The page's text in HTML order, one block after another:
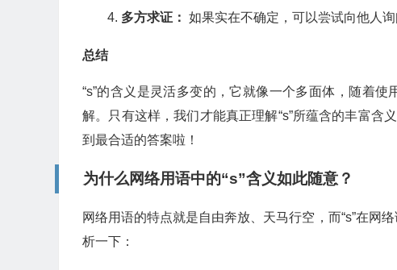
多方求证： 如果实在不确定，可以尝试向他人
总结
“s”的含义是灵活多变的，它就像一个多面体，随着
解。只有这样，我们才能真正理解“s”所蕴含的丰富含
到最合适的答案啦！
为什么网络用语中的“s”含义如此随意？
网络用语的特点就是自由奔放、天马行空，而“s”在网
析一下：